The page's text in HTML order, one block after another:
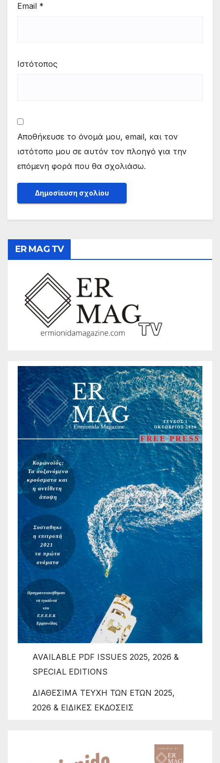
Email *
Ιστότοπος
Αποθήκευσε το όνομά μου, email, και τον
ιστότοπο μου σε αυτόν τον πλοηγό για την
επόμενη φορά που θα σχολιάσω.
ER MAG TV
AVAILABLE PDF ISSUES 2025, 2026 &
SPECIAL EDITIONS
ΔΙΑΘΕΣΙΜΑ ΤΕΥΧΗ ΤΩΝ ΕΤΩΝ 2025,
2026 & ΕΙΔΙΚΕΣ ΕΚΔΟΣΕΙΣ